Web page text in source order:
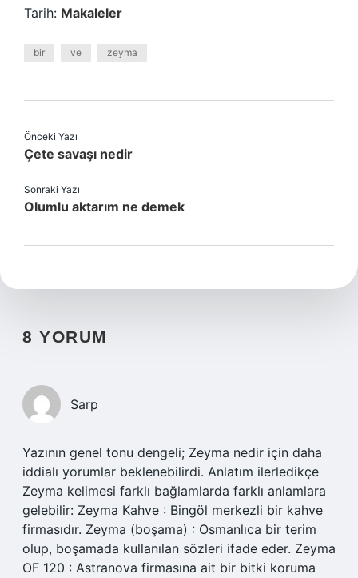
Tarih: Makaleler
bir ve zeyma
Önceki Yazı
Çete savaşı nedir
Sonraki Yazı
Olumlu aktarım ne demek
8 YORUM
Sarp
Yazının genel tonu dengeli; Zeyma nedir için daha
iddialı yorumlar beklenebilirdi. Anlatım ilerledikçe
Zeyma kelimesi farklı bağlamlarda farklı anlamlara
gelebilir: Zeyma Kahve : Bingöl merkezli bir kahve
firmasıdır. Zeyma (boşama) : Osmanlıca bir terim
olup, boşamada kullanılan sözleri ifade eder. Zeyma
OF 120 : Astranova firmasına ait bir bitki koruma